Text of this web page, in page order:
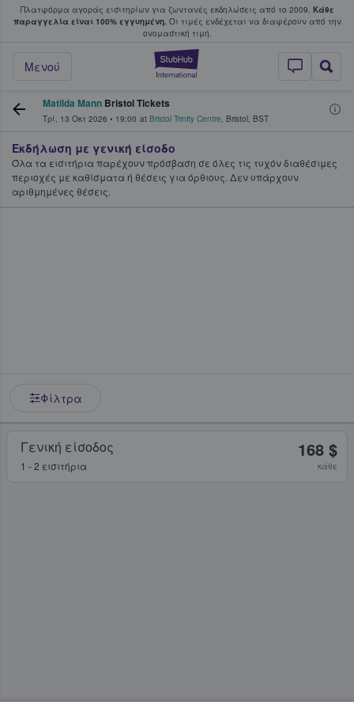
Πλατφόρμα αγοράς εισιτηρίων για ζωντανές εκδηλώσεις από το 2009. Κάθε
παραγγελία είναι 100% εγγυημένη. Οι τιμές ενδέχεται να διαφέρουν από την
oνομαστική τιμή.
StubHub - Όπου
Μενού
φαν αγοράζουν και πουλούν
Matilda Mann Bristol Tickets
Τρί, 13 Οκτ 2026 • 19:00 at Bristol Trinity Centre, Bristol, BST
Εκδήλωση με γενική είσοδο
Όλα τα εισιτήρια παρέχουν πρόσβαση σε όλες τις τυχόν διαθέσιμες
περιοχές με καθίσματα ή θέσεις για όρθιους. Δεν υπάρχουν
αριθμημένες θέσεις.
Φίλτρα
Γενική είσοδος
1 - 2 εισιτήρια
168 $
κάθε